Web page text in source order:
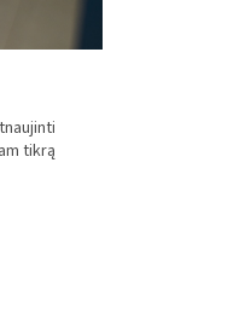
tikrą